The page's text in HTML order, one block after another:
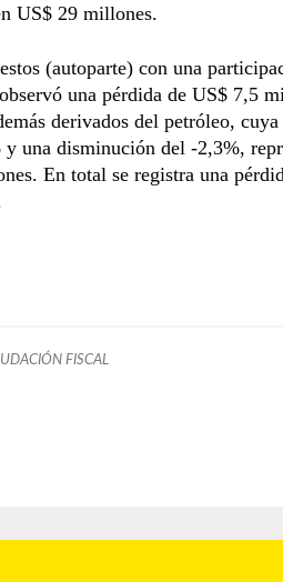
US$ 29 millones.
(autoparte) con una
una pérdida de US$ 7,5
derivados del petróleo,
una disminución del -2,3%,
En total se registra una
FISCAL